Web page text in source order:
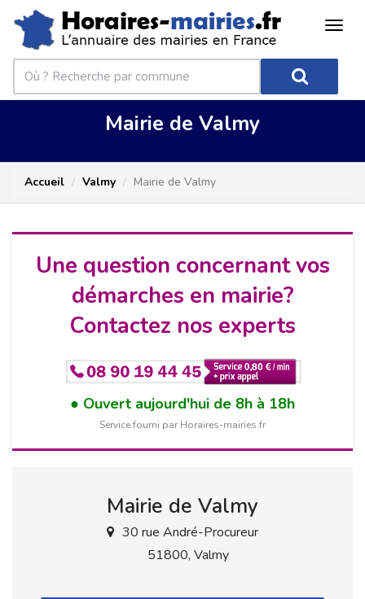
Mairie de Valmy
Accueil Valmy Mairie de Valmy
Une question concernant vos
démarches en mairie?
Contactez nos experts
Ouvert aujourd'hui de 8h à 18h
Service fourni par Horaires-mairies.fr
Mairie de Valmy
30 rue André-Procureur
51800, Valmy